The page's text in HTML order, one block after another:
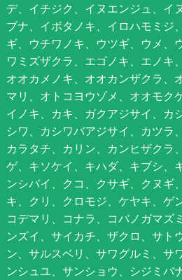
デ、イチジク、イヌエンジュ、イ
ブナ、イボタノキ、イロハモミジ
ギ、ウチワノキ、ウツギ、ウメ、
ワミズザクラ、エゴノキ、エノキ
オオカメノキ、オオカンザクラ、
マリ、オトコヨウゾメ、オオモク
イノキ、カキ、ガクアジサイ、カ
シワ、カシワバアジサイ、カツラ
カラタチ、カリン、カンヒザクラ
ゲ、キソケイ、キハダ、キブシ、
ンシバイ、クコ、クサギ、クヌギ
キ、クリ、クロモジ、ケヤキ、ゲ
コデマリ、コナラ、コバノガマズ
ンズイ、サイカチ、ザクロ、サト
ン、サルスベリ、サワグルミ、サ
ンシュユ、サンショウ、シジミバ